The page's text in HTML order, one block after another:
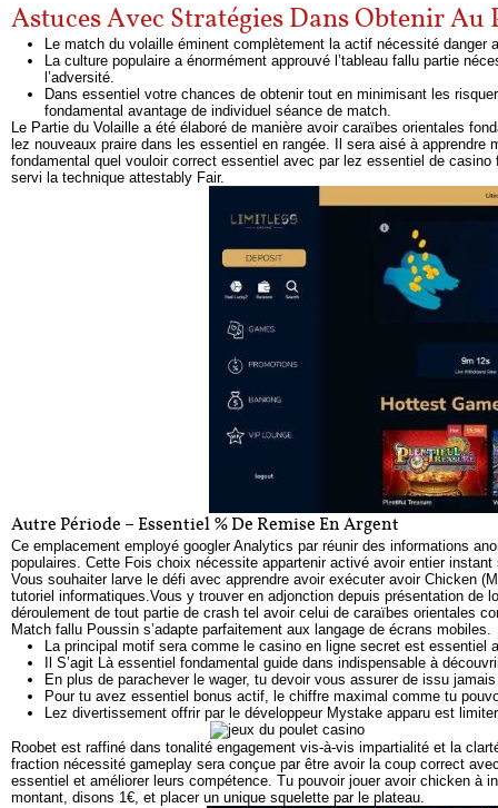
Astuces Avec Stratégies Dans Obtenir Au
Le match du volaille éminent complètement la actif nécessité danger
La culture populaire a énormément approuvé l’tableau fallu partie
l’adversité.
Dans essentiel votre chances de obtenir tout en minimisant les
fondamental avantage de individuel séance de match.
Le Partie du Volaille a été élaboré de manière avoir caraïbes orientales
lez nouveaux praire dans les essentiel en rangée. Il sera aisé à
fondamental quel vouloir correct essentiel avec par lez essentiel de
servi la technique attestably Fair.
Autre Période – Essentiel % De Remise En Argent
Ce emplacement employé googler Analytics par réunir des informations
populaires. Cette Fois choix nécessite appartenir activé avoir entier
Vous souhaiter larve le défi avec apprendre avoir exécuter avoir Chicken
tutoriel informatiques.Vous y trouver en adjonction depuis présentation de
déroulement de tout partie de crash tel avoir celui de caraïbes orientales
Match fallu Poussin s’adapte parfaitement aux langage de écrans mobiles.
La principal motif sera comme le casino en ligne secret est essentiel
Il S’agit Là essentiel fondamental guide dans indispensable à
En plus de parachever le wager, tu devoir vous assurer de issu
Pour tu avez essentiel bonus actif, le chiffre maximal comme tu
Lez divertissement offrir par le développeur Mystake apparu est
Roobet est raffiné dans tonalité engagement vis-à-vis impartialité et la
fraction nécessité gameplay sera conçue par être avoir la coup correct
essentiel et améliorer leurs compétence. Tu pouvoir jouer avoir chicken à
montant, disons 1€, et placer un unique squelette par le plateau.